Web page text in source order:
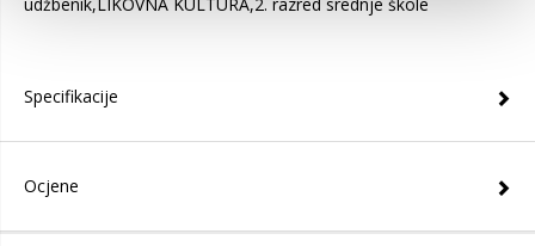
Specifikacije
Ocjene